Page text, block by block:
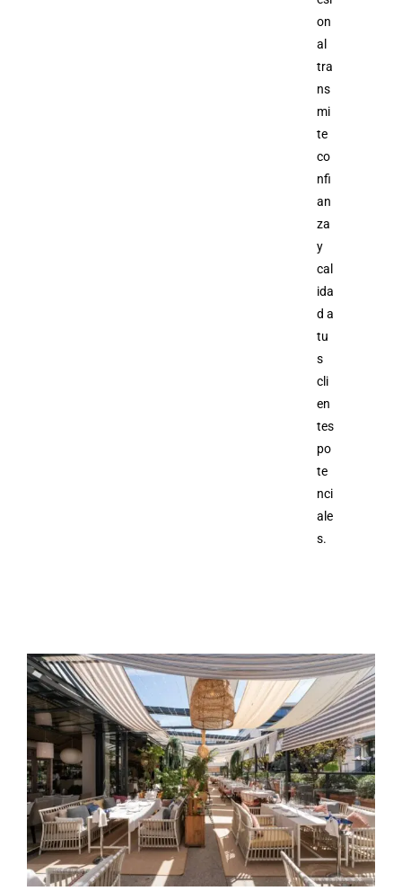
on
al
tra
ns
mi
te
co
nfi
an
za
y
cal
ida
d a
tu
s
cli
en
tes
po
te
nci
ale
s.